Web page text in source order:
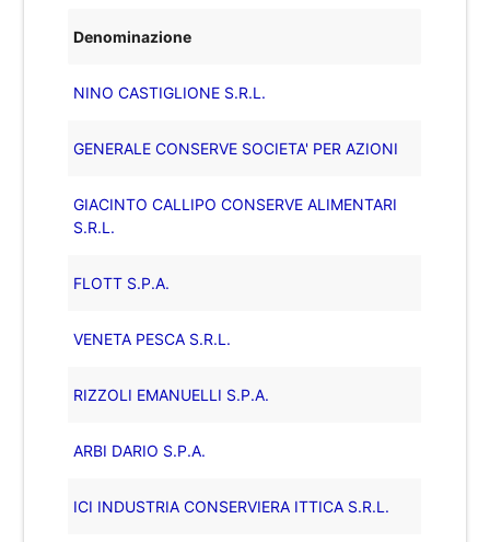
Denominazione
NINO CASTIGLIONE S.R.L.
GENERALE CONSERVE SOCIETA' PER AZIONI
GIACINTO CALLIPO CONSERVE ALIMENTARI
S.R.L.
FLOTT S.P.A.
VENETA PESCA S.R.L.
RIZZOLI EMANUELLI S.P.A.
ARBI DARIO S.P.A.
ICI INDUSTRIA CONSERVIERA ITTICA S.R.L.